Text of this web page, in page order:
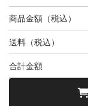
商品金額（税込）
送料（税込）
合計金額